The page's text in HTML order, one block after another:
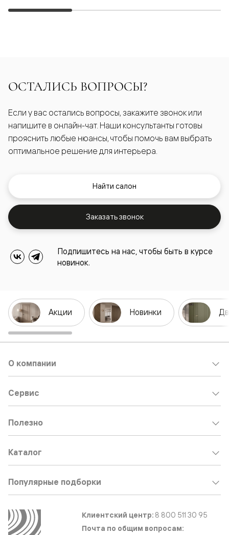
ОСТАЛИСЬ ВОПРОСЫ?
Если у вас остались вопросы, закажите звонок или
напишите в онлайн-чат. Наши консультанты готовы
прояснить любые нюансы, чтобы помочь вам выбрать
оптимальное решение для интерьера.
Найти салон
Заказать звонок
Подпишитесь на нас, чтобы быть в курсе
новинок.
Акции Новинки
О компании
Сервис
Полезно
Каталог
Популярные подборки
Клиентский центр: 8 800 511 30 95
Почта по общим вопросам: